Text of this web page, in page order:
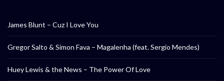
James Blunt – Cuz I Love You
Gregor Salto & Simon Fava – Magalenha (feat. Sergio Mendes)
Huey Lewis & the News – The Power Of Love